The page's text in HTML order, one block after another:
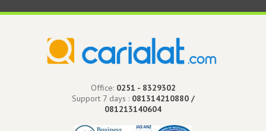
Office: 0251 - 8329302
Support 7 days : 081314210880 /
081213140604